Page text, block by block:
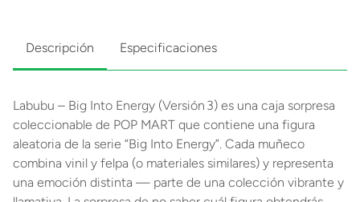
Descripción Especificaciones
Labubu – Big Into Energy (Versión 3) es una caja sorpresa
coleccionable de POP MART que contiene una figura
aleatoria de la serie “Big Into Energy”. Cada muñeco
combina vinil y felpa (o materiales similares) y representa
una emoción distinta — parte de una colección vibrante y